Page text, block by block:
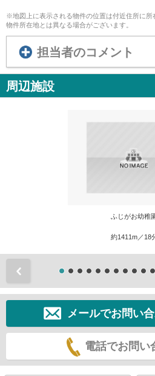
※地図上に表示される物件の位置は付近住所に
物件所在地とは異なる場合がございます。
担当者のコメント
周辺施設
ふじがお幼稚
約1411m／18
メールでお問い
電話でお問い